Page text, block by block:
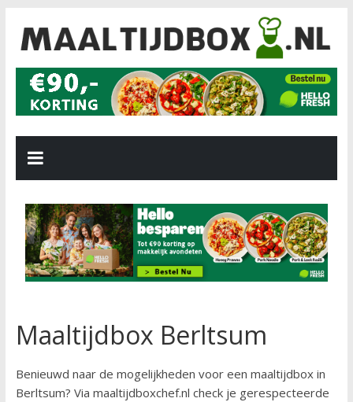
Maaltijdbox Berltsum
Benieuwd naar de mogelijkheden voor een maaltijdbox in
Berltsum? Via maaltijdboxchef.nl check je gerespecteerde